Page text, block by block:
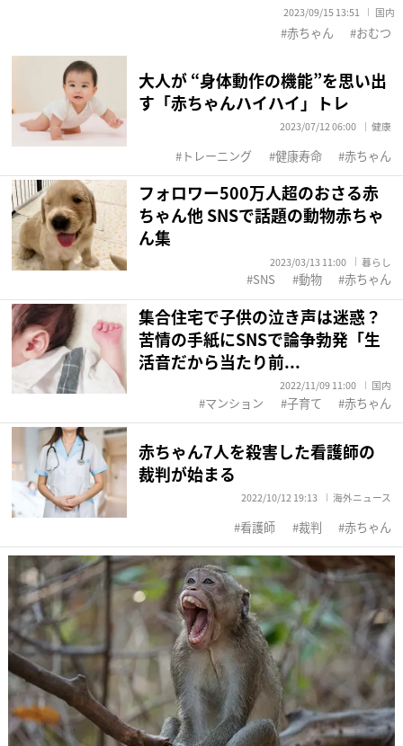
2023/09/15 13:51 国内
赤ちゃん おむつ
大人が “身体動作の機能”を思い出
す「赤ちゃんハイハイ」トレ
2023/07/12 06:00 健康
トレーニング 健康寿命 赤ちゃん
フォロワー500万人超のおさる赤
ちゃん他 SNSで話題の動物赤ちゃ
ん集
2023/03/13 11:00 暮らし
SNS 動物 赤ちゃん
集合住宅で子供の泣き声は迷惑？
苦情の手紙にSNSで論争勃発「生
活音だから当たり前...
2022/11/09 11:00 国内
マンション 子育て 赤ちゃん
赤ちゃん7人を殺害した看護師の
裁判が始まる
2022/10/12 19:13 海外ニュース
看護師 裁判 赤ちゃん